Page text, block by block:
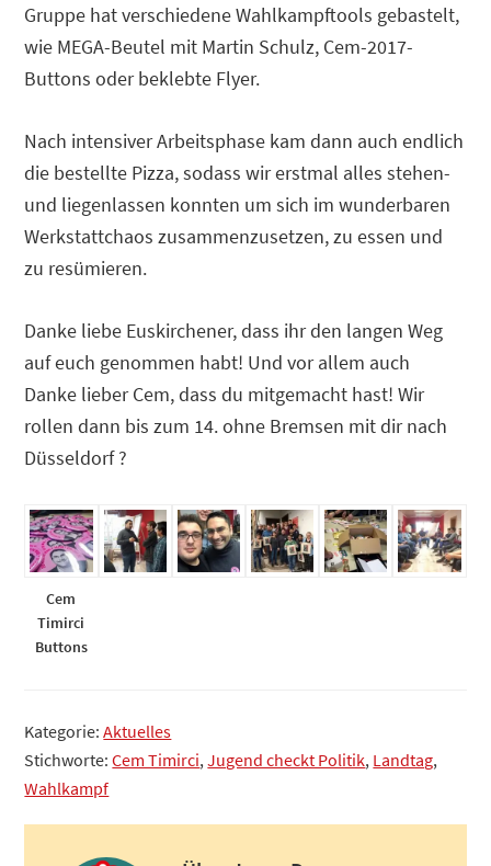
Gruppe hat verschiedene Wahlkampftools gebastelt,
wie MEGA-Beutel mit Martin Schulz, Cem-2017-
Buttons oder beklebte Flyer.
Nach intensiver Arbeitsphase kam dann auch endlich
die bestellte Pizza, sodass wir erstmal alles stehen-
und liegenlassen konnten um sich im wunderbaren
Werkstattchaos zusammenzusetzen, zu essen und
zu resümieren.
Danke liebe Euskirchener, dass ihr den langen Weg
auf euch genommen habt! Und vor allem auch
Danke lieber Cem, dass du mitgemacht hast! Wir
rollen dann bis zum 14. ohne Bremsen mit dir nach
Düsseldorf ?
Cem
Timirci
Buttons
Kategorie:Aktuelles
Stichworte:Cem Timirci,Jugend checkt Politik, Landtag,
Wahlkampf